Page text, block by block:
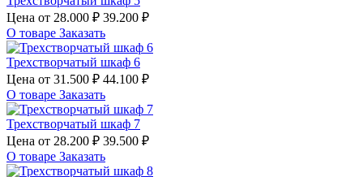
Цена от 28.000 ₽ 39.200 ₽
О товаре Заказать
Трехстворчатый шкаф 6
Цена от 31.500 ₽ 44.100 ₽
О товаре Заказать
Трехстворчатый шкаф 7
Цена от 28.200 ₽ 39.500 ₽
О товаре Заказать